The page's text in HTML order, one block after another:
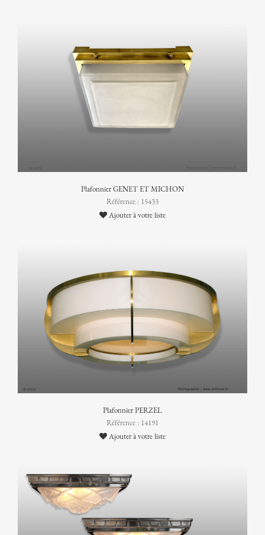
Plafonnier GENET ET MICHON
Référence : 15433
Ajouter à votre liste
Plafonnier PERZEL
Référence : 14191
Ajouter à votre liste